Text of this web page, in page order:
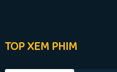
TOP XEM PHIM